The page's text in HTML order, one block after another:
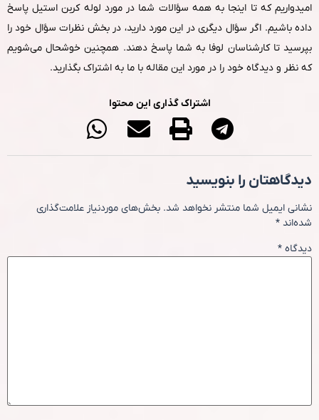
امیدواریم که تا اینجا به همه سؤالات شما در مورد لوله کربن استیل پاسخ
داده باشیم. اگر سؤال دیگری در این مورد دارید، در بخش نظرات سؤال خود را
بپرسید تا کارشناسان لوفا به شما پاسخ دهند. همچنین خوشحال می‌شویم
که نظر و دیدگاه خود را در مورد این مقاله با ما به اشتراک بگذارید.
اشتراک گذاری این محتوا
دیدگاهتان را بنویسید
نشانی ایمیل شما منتشر نخواهد شد. بخش‌های موردنیاز علامت‌گذاری
شده‌اند *
دیدگاه *